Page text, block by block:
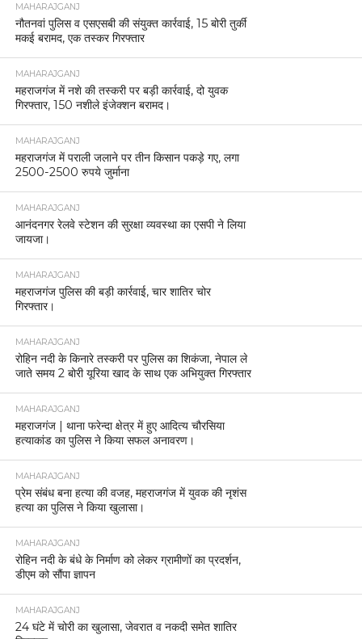
MAHARAJGANJ
नौतनवां पुलिस व एसएसबी की संयुक्त कार्रवाई, 15 बोरी तुर्की
मकई बरामद, एक तस्कर गिरफ्तार
MAHARAJGANJ
महराजगंज में नशे की तस्करी पर बड़ी कार्रवाई, दो युवक
गिरफ्तार, 150 नशीले इंजेक्शन बरामद।
MAHARAJGANJ
महराजगंज में पराली जलाने पर तीन किसान पकड़े गए, लगा
2500-2500 रुपये जुर्माना
MAHARAJGANJ
आनंदनगर रेलवे स्टेशन की सुरक्षा व्यवस्था का एसपी ने लिया
जायजा।
MAHARAJGANJ
महराजगंज पुलिस की बड़ी कार्रवाई, चार शातिर चोर
गिरफ्तार।
MAHARAJGANJ
रोहिन नदी के किनारे तस्करी पर पुलिस का शिकंजा, नेपाल ले
जाते समय 2 बोरी यूरिया खाद के साथ एक अभियुक्त गिरफ्तार
MAHARAJGANJ
महराजगंज | थाना फरेन्दा क्षेत्र में हुए आदित्य चौरसिया
हत्याकांड का पुलिस ने किया सफल अनावरण।
MAHARAJGANJ
प्रेम संबंध बना हत्या की वजह, महराजगंज में युवक की नृशंस
हत्या का पुलिस ने किया खुलासा।
MAHARAJGANJ
रोहिन नदी के बंधे के निर्माण को लेकर ग्रामीणों का प्रदर्शन,
डीएम को सौंपा ज्ञापन
MAHARAJGANJ